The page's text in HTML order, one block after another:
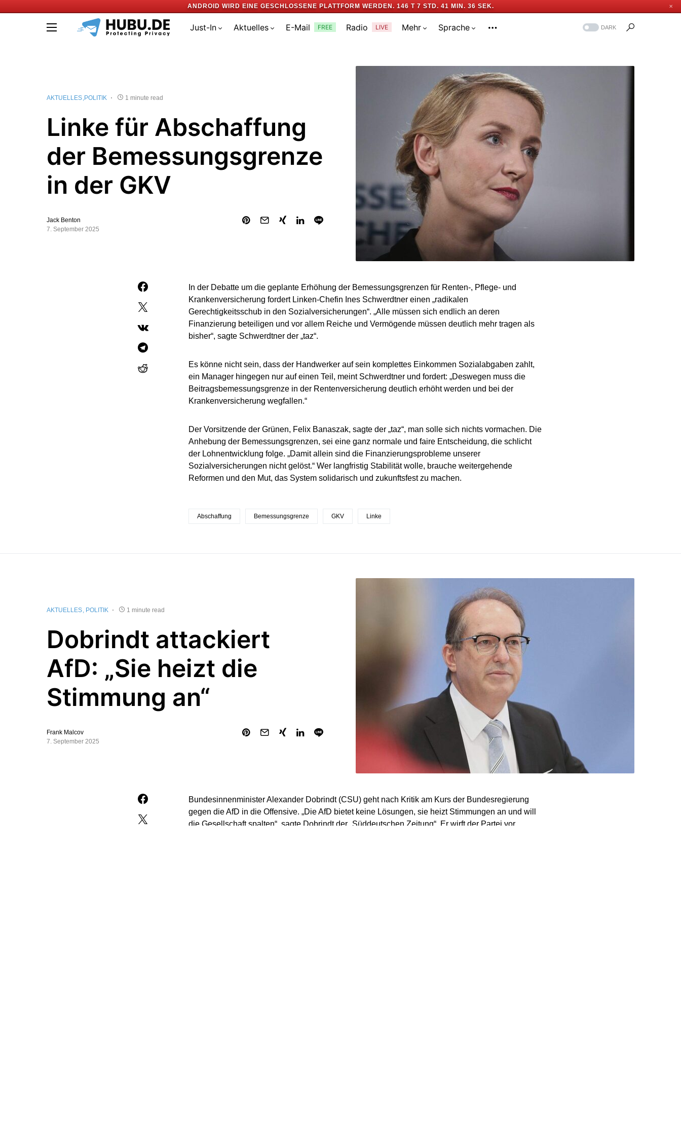
ANDROID WIRD EINE GESCHLOSSENE PLATTFORM WERDEN. 146 T 7 STD. 41 MIN. 35 SEK. ✕
Just-In Aktuelles E-Mail FREE Radio LIVE Mehr Sprache DARK
AKTUELLES POLITIK 1 minute read
Linke für Abschaffung
der Bemessungsgrenze
in der GKV
Jack Benton
7. September 2025
In der Debatte um die geplante Erhöhung der Bemessungsgrenzen für Renten-, Pflege- und
Krankenversicherung fordert Linken-Chefin Ines Schwerdtner einen „radikalen
Gerechtigkeitsschub in den Sozialversicherungen“. „Alle müssen sich endlich an deren
Finanzierung beteiligen und vor allem Reiche und Vermögende müssen deutlich mehr tragen als
bisher“, sagte Schwerdtner der „taz“.
Es könne nicht sein, dass der Handwerker auf sein komplettes Einkommen Sozialabgaben zahlt,
ein Manager hingegen nur auf einen Teil, meint Schwerdtner und fordert: „Deswegen muss die
Beitragsbemessungsgrenze in der Rentenversicherung deutlich erhöht werden und bei der
Krankenversicherung wegfallen.“
Der Vorsitzende der Grünen, Felix Banaszak, sagte der „taz“, man solle sich nichts vormachen. Die
Anhebung der Bemessungsgrenzen, sei eine ganz normale und faire Entscheidung, die schlicht
der Lohnentwicklung folge. „Damit allein sind die Finanzierungsprobleme unserer
Sozialversicherungen nicht gelöst.“ Wer langfristig Stabilität wolle, brauche weitergehende
Reformen und den Mut, das System solidarisch und zukunftsfest zu machen.
Abschaffung Bemessungsgrenze GKV Linke
AKTUELLES POLITIK 1 minute read
Dobrindt attackiert
AfD: „Sie heizt die
Stimmung an“
Frank Malcov
7. September 2025
Bundesinnenminister Alexander Dobrindt (CSU) geht nach Kritik am Kurs der Bundesregierung
gegen die AfD in die Offensive. „Die AfD bietet keine Lösungen, sie heizt Stimmungen an und will
die Gesellschaft spalten“, sagte Dobrindt der „Süddeutschen Zeitung“. Er wirft der Partei vor,